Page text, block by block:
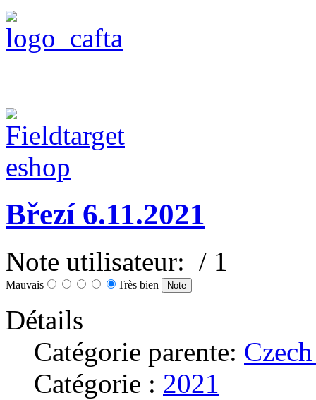
Březí 6.11.2021
Note utilisateur: / 1
Mauvais Très bien
Détails
Catégorie parente:
Catégorie : 2021